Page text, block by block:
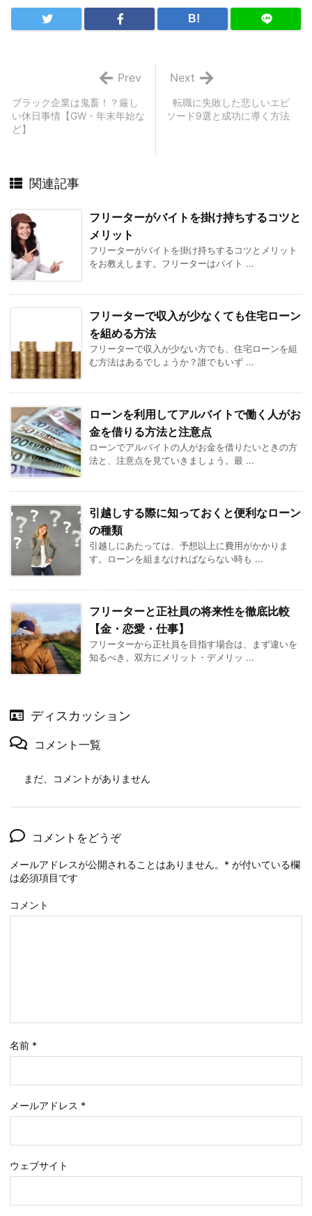
B!
転職に失敗した悲しいエピ
ソード9選と成功に導く方法
Next
ブラック企業は鬼畜！？厳し
い休日事情【GW・年末年始な
ど】
Prev
関連記事
フリーターがバイトを掛け持ちするコツと
メリット
フリーターがバイトを掛け持ちするコツとメリット
をお教えします。フリーターはバイト ...
フリーターで収入が少なくても住宅ローン
を組める方法
フリーターで収入が少ない方でも、住宅ローンを組
む方法はあるでしょうか？誰でもいず ...
ローンを利用してアルバイトで働く人がお
金を借りる方法と注意点
ローンでアルバイトの人がお金を借りたいときの方
法と、注意点を見ていきましょう。最 ...
引越しする際に知っておくと便利なローン
の種類
引越しにあたっては、予想以上に費用がかかりま
す。ローンを組まなければならない時も ...
フリーターと正社員の将来性を徹底比較
【金・恋愛・仕事】
フリーターから正社員を目指す場合は、まず違いを
知るべき。双方にメリット・デメリッ ...
ディスカッション
コメント一覧
まだ、コメントがありません
コメントをどうぞ
メールアドレスが公開されることはありません。 * が付いている欄
は必須項目です
コメント
名前 *
メールアドレス *
ウェブサイト